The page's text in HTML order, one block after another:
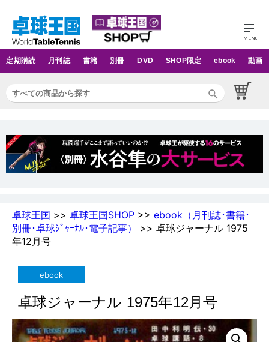
定期購読 月刊誌 書籍 別冊 DVD SHOP限定 ebook 動画
卓球王国 >> 卓球王国SHOP >> ebook（月刊誌･書籍･
別冊･卓球ｼﾞｬｰﾅﾙ･電子記事） >> 卓球ジャーナル 1975
年12月号
ebook
卓球ジャーナル 1975年12月号